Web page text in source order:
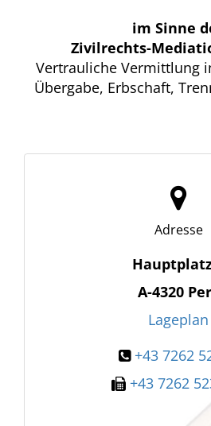
im Sinne
Zivilrechts-
Vertrauliche Vermittlung
Übergabe, Erbschaft,
Adresse
A-4320
Lageplan
+43 7262
+43 7262